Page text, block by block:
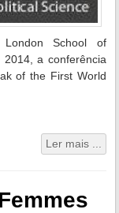
School of
a conferência
of the First World
Ler mais ...